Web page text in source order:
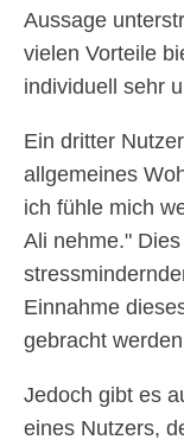
Aussage
vielen Vorteile
individuell sehr
Ein dritter
allgemeines
ich fühle mich
Ali nehme."
Einnahme
gebracht
Jedoch gibt es
eines Nutzers,